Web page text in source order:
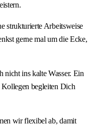
strukturierte Arbeitsweise
gerne mal um die Ecke,
nicht ins kalte Wasser. Ein
Kollegen begleiten Dich
wir flexibel ab, damit